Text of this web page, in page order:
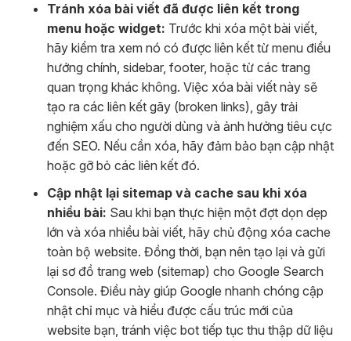
Tránh xóa bài viết đã được liên kết trong
menu hoặc widget: Trước khi xóa một bài viết,
hãy kiểm tra xem nó có được liên kết từ menu điều
hướng chính, sidebar, footer, hoặc từ các trang
quan trọng khác không. Việc xóa bài viết này sẽ
tạo ra các liên kết gãy (broken links), gây trải
nghiệm xấu cho người dùng và ảnh hưởng tiêu cực
đến SEO. Nếu cần xóa, hãy đảm bảo bạn cập nhật
hoặc gỡ bỏ các liên kết đó.
Cập nhật lại sitemap và cache sau khi xóa
nhiều bài: Sau khi bạn thực hiện một đợt dọn dẹp
lớn và xóa nhiều bài viết, hãy chủ động xóa cache
toàn bộ website. Đồng thời, bạn nên tạo lại và gửi
lại sơ đồ trang web (sitemap) cho Google Search
Console. Điều này giúp Google nhanh chóng cập
nhật chỉ mục và hiểu được cấu trúc mới của
website bạn, tránh việc bot tiếp tục thu thập dữ liệu